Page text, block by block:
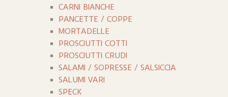
CARNI BIANCHE
PANCETTE / COPPE
MORTADELLE
PROSCIUTTI COTTI
PROSCIUTTI CRUDI
SALAMI / SOPRESSE / SALSICCIA
SALUMI VARI
SPECK